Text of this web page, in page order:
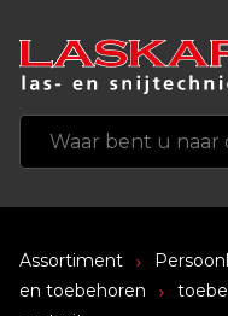
Assortiment
en toebehoren